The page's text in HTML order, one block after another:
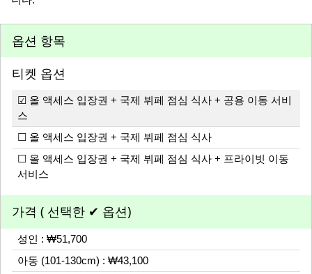
옵션 항목
티켓 옵션
☑ 올 액세스 입장권 + 국제 뷔페 점심 식사 + 공용 이동 서비
스
☐ 올 액세스 입장권 + 국제 뷔페 점심 식사
☐ 올 액세스 입장권 + 국제 뷔페 점심 식사 + 프라이빗 이동
서비스
가격 ( 선택한 ✔ 옵션)
성인 : ₩51,700
아동 (101-130cm) : ₩43,100